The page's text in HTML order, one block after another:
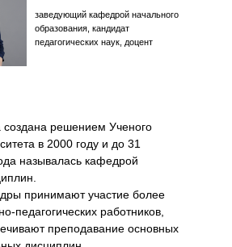
заведующий кафедрой начального
образования, кандидат
педагогических наук, доцент
решением Ученого
в 2000 году и до 31
называлась кафедрой
принимают участие более
педагогических работников,
преподавание основных